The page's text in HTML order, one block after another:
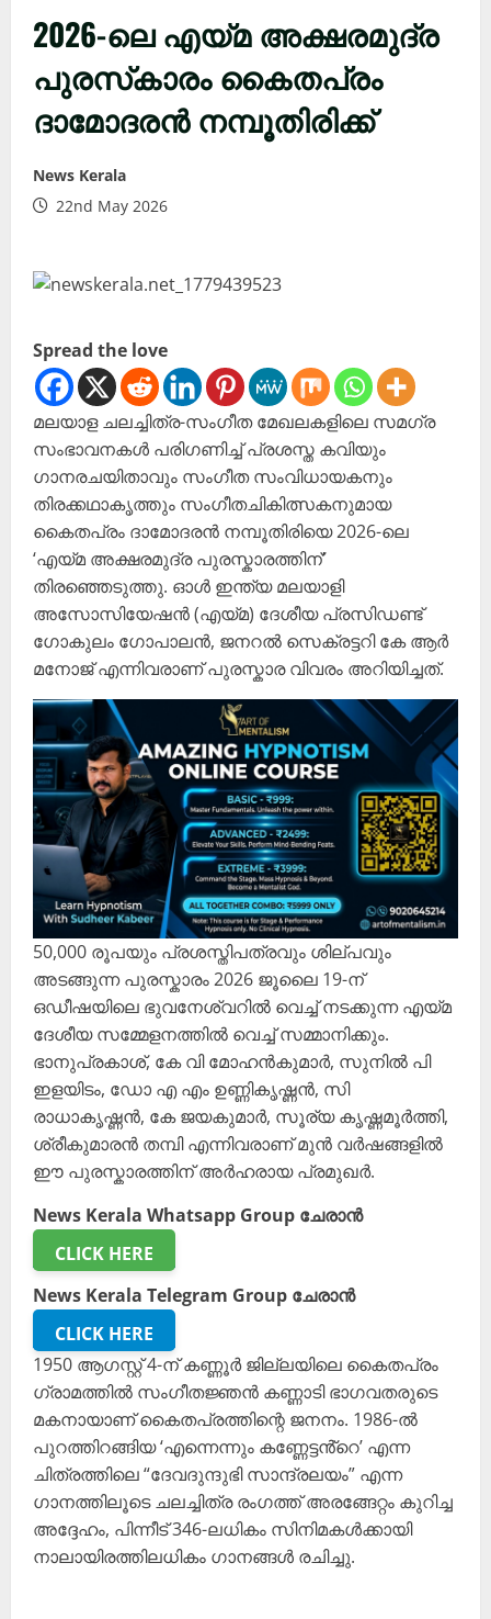
2026-ലെ എയ്മ അക്ഷരമുദ്ര
പുരസ്‌കാരം കൈതപ്രം
ദാമോദരൻ നമ്പൂതിരിക്ക്
News Kerala
22nd May 2026
Spread the love
മലയാള ചലച്ചിത്ര-സംഗീത മേഖലകളിലെ സമഗ്ര
സംഭാവനകൾ പരിഗണിച്ച് പ്രശസ്ത കവിയും
ഗാനരചയിതാവും സംഗീത സംവിധായകനും
തിരക്കഥാകൃത്തും സംഗീതചികിത്സകനുമായ
കൈതപ്രം ദാമോദരൻ നമ്പൂതിരിയെ 2026-ലെ
‘എയ്മ അക്ഷരമുദ്ര പുരസ്കാരത്തിന്’
തിരഞ്ഞെടുത്തു. ഓൾ ഇന്ത്യ മലയാളി
അസോസിയേഷൻ (എയ്മ) ദേശീയ പ്രസിഡണ്ട്
ഗോകുലം ഗോപാലൻ, ജനറൽ സെക്രട്ടറി കേ ആർ
മനോജ് എന്നിവരാണ് പുരസ്കാര വിവരം അറിയിച്ചത്.
50,000 രൂപയും പ്രശസ്തിപത്രവും ശില്പവും
അടങ്ങുന്ന പുരസ്കാരം 2026 ജൂലൈ 19-ന്
ഒഡീഷയിലെ ഭുവനേശ്വറിൽ വെച്ച് നടക്കുന്ന എയ്മ
ദേശീയ സമ്മേളനത്തിൽ വെച്ച് സമ്മാനിക്കും.
ഭാനുപ്രകാശ്, കേ വി മോഹൻകുമാർ, സുനിൽ പി
ഇളയിടം, ഡോ എ എം ഉണ്ണികൃഷ്ണൻ, സി
രാധാകൃഷ്ണൻ, കേ ജയകുമാർ, സൂര്യ കൃഷ്ണമൂർത്തി,
ശ്രീകുമാരൻ തമ്പി എന്നിവരാണ് മുൻ വർഷങ്ങളിൽ
ഈ പുരസ്കാരത്തിന് അർഹരായ പ്രമുഖർ.
News Kerala Whatsapp Group ചേരാൻ
CLICK HERE
News Kerala Telegram Group ചേരാൻ
CLICK HERE
1950 ആഗസ്റ്റ് 4-ന് കണ്ണൂർ ജില്ലയിലെ കൈതപ്രം
ഗ്രാമത്തിൽ സംഗീതജ്ഞൻ കണ്ണാടി ഭാഗവതരുടെ
മകനായാണ് കൈതപ്രത്തിന്റെ ജനനം. 1986-ൽ
പുറത്തിറങ്ങിയ ‘എന്നെന്നും കണ്ണേട്ടൻ്റെ’ എന്ന
ചിത്രത്തിലെ “ദേവദുന്ദുഭി സാന്ദ്രലയം” എന്ന
ഗാനത്തിലൂടെ ചലച്ചിത്ര രംഗത്ത് അരങ്ങേറ്റം കുറിച്ച
അദ്ദേഹം, പിന്നീട് 346-ലധികം സിനിമകൾക്കായി
നാലായിരത്തിലധികം ഗാനങ്ങൾ രചിച്ചു.